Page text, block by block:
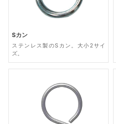
Sカン
ステンレス製のSカン。大小2サイ
ズ。